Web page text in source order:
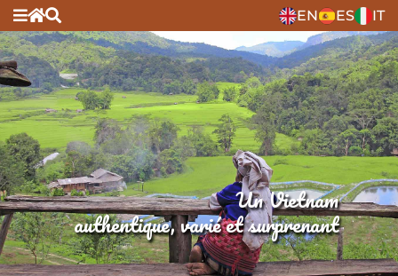
EN ES IT
Un Vietnam
authentique, varié et surprenant